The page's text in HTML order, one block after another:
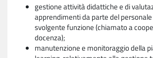
gestione attività didattiche e di
apprendimenti da parte del
svolgente funzione (chiamato a
docenza);
manutenzione e monitoraggio della